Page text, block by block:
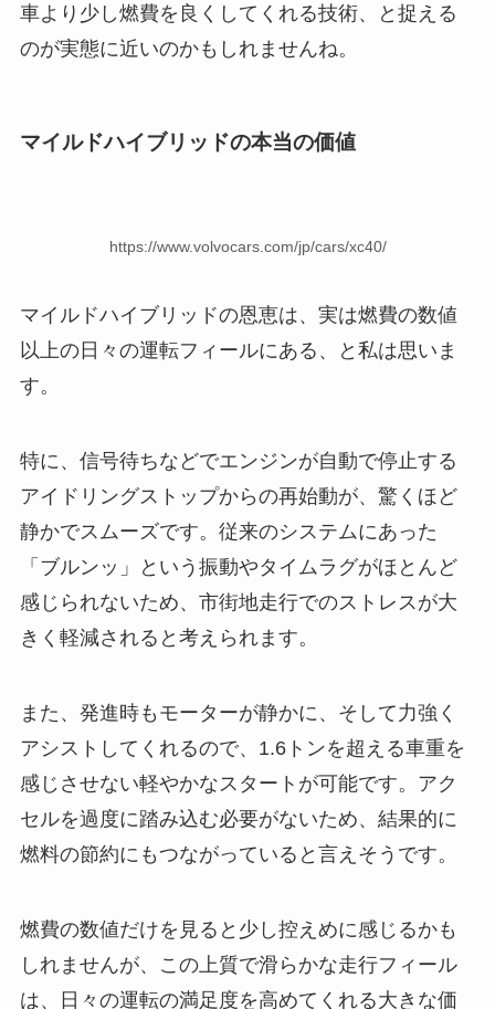
車より少し燃費を良くしてくれる技術、と捉える
のが実態に近いのかもしれませんね。
マイルドハイブリッドの本当の価値
https://www.volvocars.com/jp/cars/xc40/
マイルドハイブリッドの恩恵は、実は燃費の数値
以上の日々の運転フィールにある、と私は思いま
す。
特に、信号待ちなどでエンジンが自動で停止する
アイドリングストップからの再始動が、驚くほど
静かでスムーズです。従来のシステムにあった
「ブルンッ」という振動やタイムラグがほとんど
感じられないため、市街地走行でのストレスが大
きく軽減されると考えられます。
また、発進時もモーターが静かに、そして力強く
アシストしてくれるので、1.6トンを超える車重を
感じさせない軽やかなスタートが可能です。アク
セルを過度に踏み込む必要がないため、結果的に
燃料の節約にもつながっていると言えそうです。
燃費の数値だけを見ると少し控えめに感じるかも
しれませんが、この上質で滑らかな走行フィール
は、日々の運転の満足度を高めてくれる大きな価